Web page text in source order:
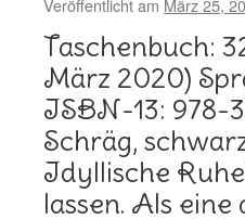
Veröffentlicht am März 25,
Taschenbuch:
März 2020)
ISBN-13: 978-
Schräg,
Idyllische
lassen. Als